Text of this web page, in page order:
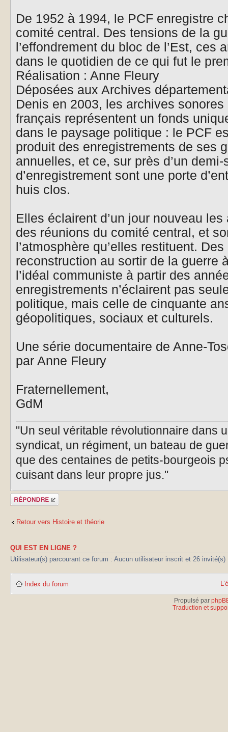
De 1952 à 1994, le PCF enregistre
comité central. Des tensions de la
l’effondrement du bloc de l’Est, ces
dans le quotidien de ce qui fut le
Réalisation : Anne Fleury
Déposées aux Archives
Denis en 2003, les archives
français représentent un fonds
dans le paysage politique : le PCF
produit des enregistrements de ses
annuelles, et ce, sur près d’un
d’enregistrement sont une porte
huis clos.
Elles éclairent d’un jour nouveau
des réunions du comité central, et
l’atmosphère qu’elles restituent.
reconstruction au sortir de la guerre
l’idéal communiste à partir des
enregistrements n’éclairent pas
politique, mais celle de cinquante
géopolitiques, sociaux et culturels.
Une série documentaire de Anne-
par Anne Fleury
Fraternellement,
GdM
"Un seul véritable révolutionnaire dans
syndicat, un régiment, un bateau de
que des centaines de petits-bourgeois
cuisant dans leur propre jus."
Publier une
réponse
Retour vers Histoire et théorie
QUI EST EN LIGNE ?
Utilisateur(s) parcourant ce forum : Aucun utilisateur inscrit et 26 invité(s)
Index du forum
Propulsé par
Traduction et